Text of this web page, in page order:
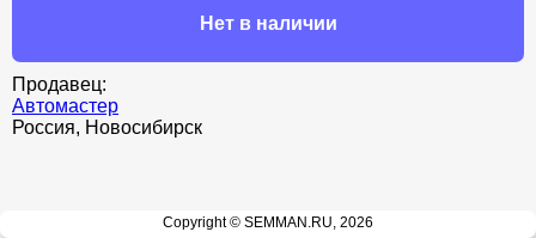
Нет в наличии
Продавец:
Автомастер
Россия, Новосибирск
Copyright © SEMMAN.RU, 2026